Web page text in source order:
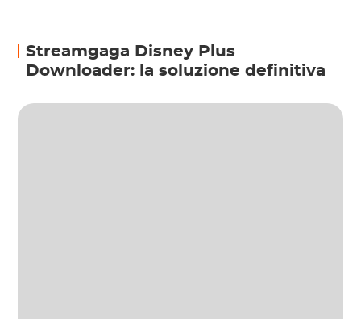
Streamgaga Disney Plus
Downloader: la soluzione definitiva